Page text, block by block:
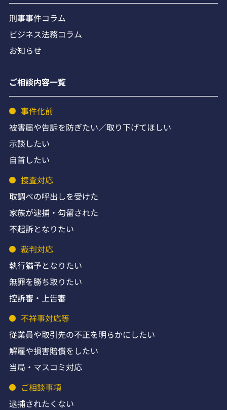
刑事事件コラム
ビジネス法務コラム
お知らせ
ご相談内容一覧
事件化前
被害届や告訴を防ぎたい／取り下げてほしい
示談したい
自首したい
捜査対応
取調べの呼出しを受けた
家族が逮捕・勾留された
不起訴となりたい
裁判対応
執行猶予となりたい
無罪を勝ち取りたい
控訴審・上告審
不祥事対応等
従業員や取引先の不正を明らかにしたい
解雇や損害賠償をしたい
当局・マスコミ対応
ご相談事項
逮捕されたくない